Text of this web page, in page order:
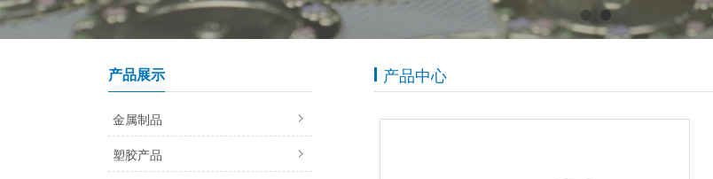
产品展示
金属制品
塑胶产品
产品中心